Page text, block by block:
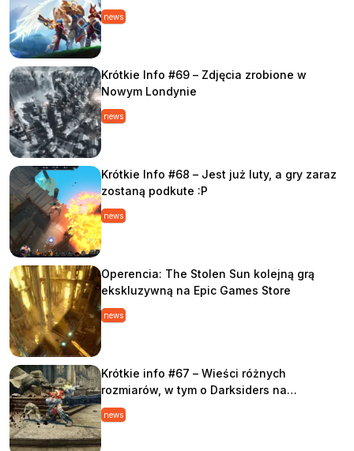
news
Krótkie Info #69 – Zdjęcia zrobione w
Nowym Londynie
news
Krótkie Info #68 – Jest już luty, a gry zaraz
zostaną podkute :P
news
Operencia: The Stolen Sun kolejną grą
ekskluzywną na Epic Games Store
news
Krótkie info #67 – Wieści różnych
rozmiarów, w tym o Darksiders na…
news